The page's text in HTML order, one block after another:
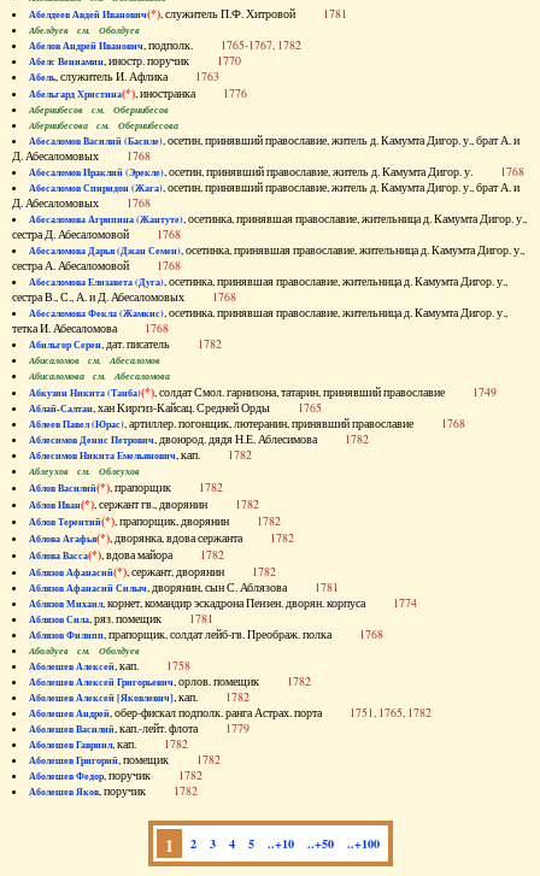
Абелдеев Авдей Иванович(*), служитель П.Ф. Хитровой 1781
Абелдуев см. Оболдуев
Абелов Андрей Иванович, подполк. 1765-1767, 1782
Абелс Вениамин, иностр. поручик 1770
Абель, служитель И. Афлика 1763
Абельгард Христина(*), иностранка 1776
Абернибесов см. Обернибесов
Абернибесова см. Обернибесова
Абесаломов Василий (Басиле), осетин, принявший православие, житель д. Камумта Дигор. у., брат А. и
Д. Абесаломовых 1768
Абесаломов Ираклий (Эрекле), осетин, принявший православие, житель д. Камумта Дигор. у. 1768
Абесаломов Спиридон (Жага), осетин, принявший православие, житель д. Камумта Дигор. у., брат А. и
Д. Абесаломовых 1768
Абесаломова Агрипина (Жантуте), осетинка, принявшая православие, жительница д. Камумта Дигор. у.,
сестра Д. Абесаломовой 1768
Абесаломова Дарья (Джан Семен), осетинка, принявшая православие, жительница д. Камумта Дигор. у.,
сестра А. Абесаломовой 1768
Абесаломова Елизавета (Дуга), осетинка, принявшая православие, жительница д. Камумта Дигор. у.,
сестра В., С., А. и Д. Абесаломовых 1768
Абесаломова Фекла (Жамкис), осетинка, принявшая православие, жительница д. Камумта Дигор. у.,
тетка И. Абесаломова 1768
Абильгор Серен, дат. писатель 1782
Абисаломов см. Абесаломов
Абисаломова см. Абесаломова
Абкузин Никита (Танба)(*), солдат Смол. гарнизона, татарин, принявший православие 1749
Аблай-Салтан, хан Киргиз-Кайсац. Средней Орды 1765
Аблеев Павел (Юрас), артиллер. погонщик, лютеранин, принявший православие 1768
Аблесимов Денис Петрович, двоюрод. дядя Н.Е. Аблесимова 1782
Аблесимов Никита Емельянович, кап. 1782
Аблеухов см. Облеухов
Аблов Василий(*), прапорщик 1782
Аблов Иван(*), сержант гв., дворянин 1782
Аблов Терентий(*), прапорщик, дворянин 1782
Аблова Агафья(*), дворянка, вдова сержанта 1782
Аблова Васса(*), вдова майора 1782
Аблязов Афанасий(*), сержант, дворянин 1782
Аблязов Афанасий Силыч, дворянин, сын С. Аблязова 1781
Аблязов Михаил, корнет, командир эскадрона Пензен. дворян. корпуса 1774
Аблязов Сила, ряз. помещик 1781
Аблязов Филипп, прапорщик, солдат лейб-гв. Преображ. полка 1768
Аболдуев см. Оболдуев
Аболешев Алексей, кап. 1758
Аболешев Алексей Григорьевич, орлов. помещик 1782
Аболешев Алексей [Яковлевич], кап. 1782
Аболешев Андрей, обер-фискал подполк. ранга Астрах. порта 1751, 1765, 1782
Аболешев Василий, кап.-лейт. флота 1779
Аболешев Гавриил, кап. 1782
Аболешев Григорий, помещик 1782
Аболешев Федор, поручик 1782
Аболешев Яков, поручик 1782
1 2 3 4 5 ..+10 ..+50 ..+100